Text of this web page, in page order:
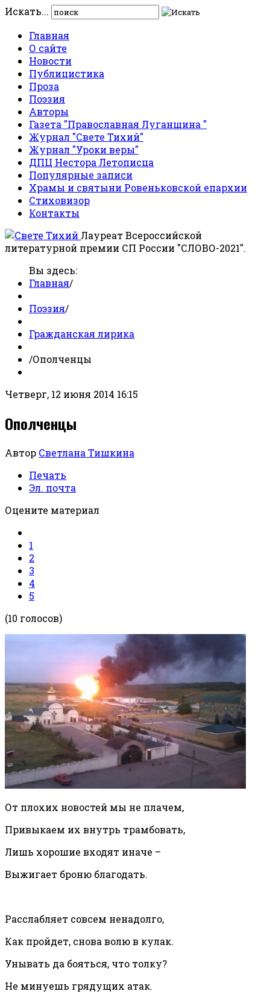
Искать...
Главная
О сайте
Новости
Публицистика
Проза
Поэзия
Авторы
Газета "Православная Луганщина "
Журнал "Свете Тихий"
Журнал "Уроки веры"
ДПЦ Нестора Летописца
Популярные записи
Храмы и святыни Ровеньковской епархии
Стиховизор
Контакты
Лауреат Всероссийской
литературной премии СП России "СЛОВО-2021".
Вы здесь:
Главная/
Поэзия/
Гражданская лирика
/Ополченцы
Четверг, 12 июня 2014 16:15
Ополченцы
Автор Светлана Тишкина
Печать
Эл. почта
Оцените материал
1
2
3
4
5
(10 голосов)
От плохих новостей мы не плачем,
Привыкаем их внутрь трамбовать,
Лишь хорошие входят иначе –
Выжигает броню благодать.
Расслабляет совсем ненадолго,
Как пройдет, снова волю в кулак.
Унывать да бояться, что толку?
Не минуешь грядущих атак.